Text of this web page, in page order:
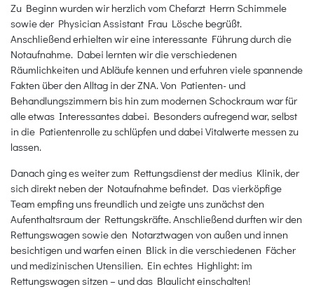
Zu Beginn wurden wir herzlich vom Chefarzt Herrn Schimmele
sowie der Physician Assistant Frau Lösche begrüßt.
Anschließend erhielten wir eine interessante Führung durch die
Notaufnahme. Dabei lernten wir die verschiedenen
Räumlichkeiten und Abläufe kennen und erfuhren viele spannende
Fakten über den Alltag in der ZNA. Von Patienten- und
Behandlungszimmern bis hin zum modernen Schockraum war für
alle etwas Interessantes dabei. Besonders aufregend war, selbst
in die Patientenrolle zu schlüpfen und dabei Vitalwerte messen zu
lassen.
Danach ging es weiter zum Rettungsdienst der medius Klinik, der
sich direkt neben der Notaufnahme befindet. Das vierköpfige
Team empfing uns freundlich und zeigte uns zunächst den
Aufenthaltsraum der Rettungskräfte. Anschließend durften wir den
Rettungswagen sowie den Notarztwagen von außen und innen
besichtigen und warfen einen Blick in die verschiedenen Fächer
und medizinischen Utensilien. Ein echtes Highlight: im
Rettungswagen sitzen – und das Blaulicht einschalten!